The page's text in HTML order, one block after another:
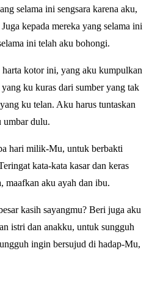
selama ini sengsara karena aku,
kepada mereka yang selama ini
ini telah aku bohongi.
kotor ini, yang aku kumpulkan
ku kuras dari sumber yang tak
ku telan. Aku harus tuntaskan
umbar dulu.
hari milik-Mu, untuk berbakti
kata-kata kasar dan keras
maafkan aku ayah dan ibu.
kasih sayangmu? Beri juga aku
istri dan anakku, untuk sungguh
ingin bersujud di hadap-Mu,